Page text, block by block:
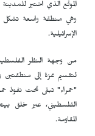
الموقع الذي اختير
وهي منطقة واسعة تشكل
الإسرائيلية.
من وجهة النظر
لتقسيم غزة إلى منطقتين
"حمراء" تبقى تحت نفوذ
الفلسطيني، عبر خلق
المقاومة.